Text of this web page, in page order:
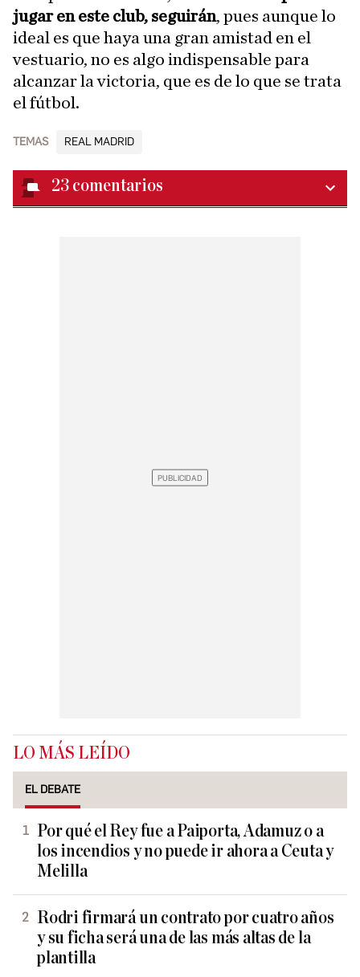
jugar en este club, seguirán, pues aunque lo
ideal es que haya una gran amistad en el
vestuario, no es algo indispensable para
alcanzar la victoria, que es de lo que se trata
el fútbol.
TEMAS REAL MADRID
23 comentarios
LO MÁS LEÍDO
EL DEBATE
Por qué el Rey fue a Paiporta, Adamuz o a
los incendios y no puede ir ahora a Ceuta y
Melilla
Rodri firmará un contrato por cuatro años
y su ficha será una de las más altas de la
plantilla